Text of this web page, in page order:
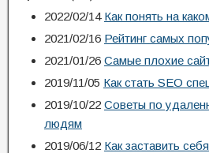
2022/02/14 Как понять на
2021/02/16 Рейтинг самых
2021/01/26 Самые плохие
2019/11/05 Как стать SEO
2019/10/22 Советы по
людям
2019/06/12 Как заставить